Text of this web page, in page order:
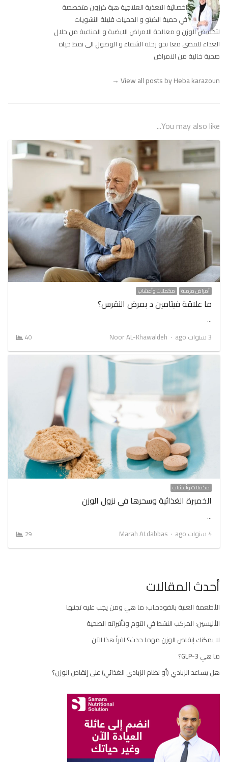
اخصائية التغذية العلاجية هبة كرزون متخصصة
في حمية الكيتو و الحميات قليلة النشويات
لتخفيض الوزن و معالجة الامراض الايضية و المناعية من خلال
الغذاء للمضي معا نحو رحلة الشفاء و الوصول الى نمط حياة
صحية خالية من الامراض
View all posts by Heba karazoun
→
You may also like...
أمراض مزمنة مكملات وأعشاب
ما علاقة فيتامين د بمرض النقرس؟
…
3 سنوات ago
Author
Noor AL-Khawaldeh
40
مكملات وأعشاب
الخميرة الغذائية وسحرها في نزول الوزن
…
4 سنوات ago
Author
Marah ALdabbas
29
أحدث المقالات
الأطعمة الغنية بالفودماب: ما هي ومن يجب عليه تجنبها
الأليسين: المركب النشط في الثوم وتأثيراته الصحية
لا يمكنك إنقاص الوزن مهما حدث؟ اقرأ هذا الآن
ما هي GLP-3؟
هل يساعد الزبادي (أو نظام الزبادي الغذائي) على إنقاص الوزن؟